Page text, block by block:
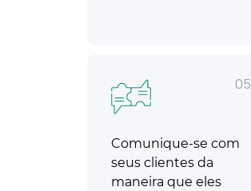
05
Comunique-se com
seus clientes da
maneira que eles